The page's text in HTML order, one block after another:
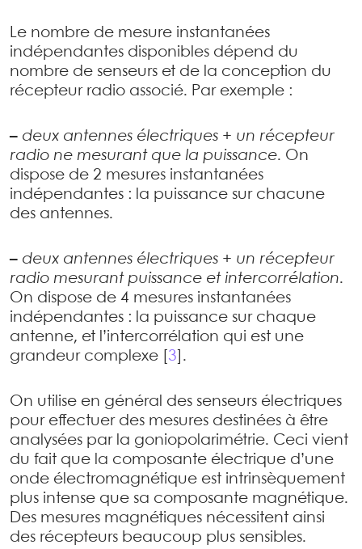
Le nombre de mesure instantanées
indépendantes disponibles dépend du
nombre de senseurs et de la conception du
récepteur radio associé. Par exemple :
– deux antennes électriques + un récepteur
radio ne mesurant que la puissance. On
dispose de 2 mesures instantanées
indépendantes : la puissance sur chacune
des antennes.
– deux antennes électriques + un récepteur
radio mesurant puissance et intercorrélation.
On dispose de 4 mesures instantanées
indépendantes : la puissance sur chaque
antenne, et l’intercorrélation qui est une
grandeur complexe
3 .
On utilise en général des senseurs électriques
pour effectuer des mesures destinées à être
analysées par la goniopolarimétrie. Ceci vient
du fait que la composante électrique d’une
onde électromagnétique est intrinsèquement
plus intense que sa composante magnétique.
Des mesures magnétiques nécessitent ainsi
des récepteurs beaucoup plus sensibles.